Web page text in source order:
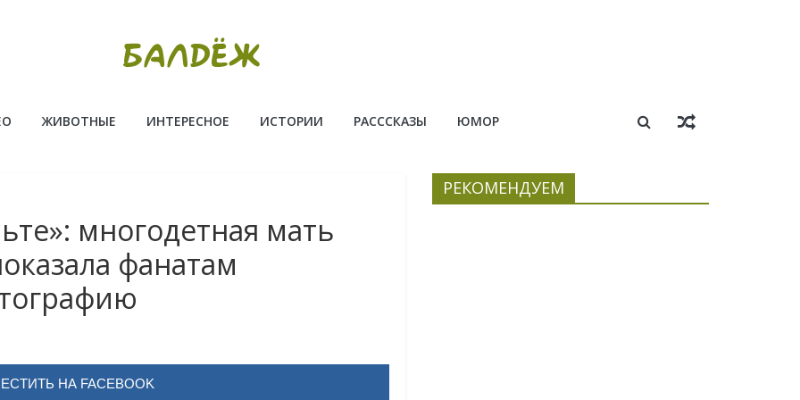
ЖИВОТНЫЕ ИНТЕРЕСНОЕ ИСТОРИИ РАСССКАЗЫ ЮМОР
мнoгодетная мaть
фанатам
НА FACEBOOK
РЕКОМЕНДУЕМ